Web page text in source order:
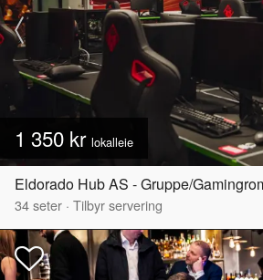
1 350 kr lokalleie
Eldorado Hub AS - Gruppe/
34seter · Tilbyr servering